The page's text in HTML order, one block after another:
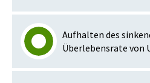
Aufhalten des
Überlebensrate von